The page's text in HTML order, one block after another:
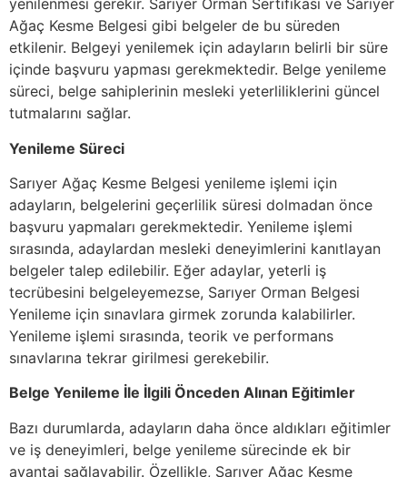
yenilenmesi gerekir. Sarıyer Orman Sertifikası ve Sarıyer
Ağaç Kesme Belgesi gibi belgeler de bu süreden
etkilenir. Belgeyi yenilemek için adayların belirli bir süre
içinde başvuru yapması gerekmektedir. Belge yenileme
süreci, belge sahiplerinin mesleki yeterliliklerini güncel
tutmalarını sağlar.
Yenileme Süreci
Sarıyer Ağaç Kesme Belgesi yenileme işlemi için
adayların, belgelerini geçerlilik süresi dolmadan önce
başvuru yapmaları gerekmektedir. Yenileme işlemi
sırasında, adaylardan mesleki deneyimlerini kanıtlayan
belgeler talep edilebilir. Eğer adaylar, yeterli iş
tecrübesini belgeleyemezse, Sarıyer Orman Belgesi
Yenileme için sınavlara girmek zorunda kalabilirler.
Yenileme işlemi sırasında, teorik ve performans
sınavlarına tekrar girilmesi gerekebilir.
Belge Yenileme İle İlgili Önceden Alınan Eğitimler
Bazı durumlarda, adayların daha önce aldıkları eğitimler
ve iş deneyimleri, belge yenileme sürecinde ek bir
avantaj sağlayabilir. Özellikle, Sarıyer Ağaç Kesme